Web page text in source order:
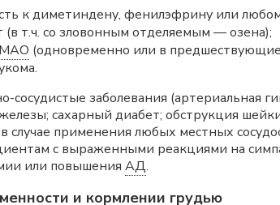
к диметиндену, фенилэфрину или
т.ч. со зловонным отделяемым — озена);
МАО (одновременно или в
сосудистые заболевания (артериальная
сахарный диабет; обструкция
случае применения любых местных
с выраженными реакциями на
или повышения АД.
и кормлении грудью